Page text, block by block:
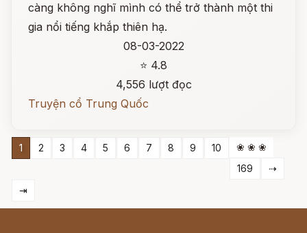
càng không nghĩ mình có thể trở thành một thi
gia nổi tiếng khắp thiên hạ.
08-03-2022
⭐ 4.8
4,556 lượt đọc
Truyện cổ Trung Quốc
1 2 3 4 5 6 7 8 9 10
❀ ❀ ❀
169
⇢
⇥